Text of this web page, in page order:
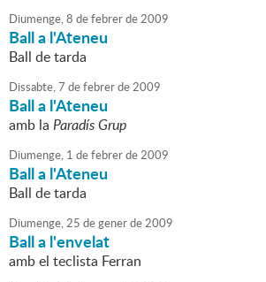
Diumenge,8 defebrerde2009
Ball a l'Ateneu
Ball de tarda
Dissabte,7 defebrerde2009
Ball a l'Ateneu
amb la Paradís Grup
Diumenge, 1 defebrerde2009
Ball a l'Ateneu
Ball de tarda
Diumenge,25 degenerde2009
Ball a l'envelat
amb el teclista Ferran